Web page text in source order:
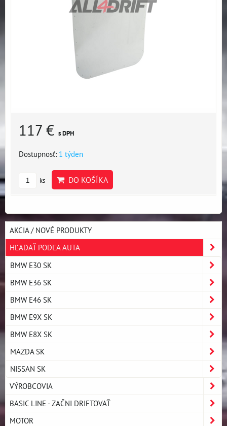
117 € s DPH
Dostupnosť: 1 týden
ks DO KOŠÍKA
AKCIA / NOVÉ PRODUKTY
HĽADAŤ PODĽA AUTA
BMW E30 SK
BMW E36 SK
BMW E46 SK
BMW E9X SK
BMW E8X SK
MAZDA SK
NISSAN SK
VÝROBCOVIA
BASIC LINE - ZAČNI DRIFTOVAŤ
MOTOR